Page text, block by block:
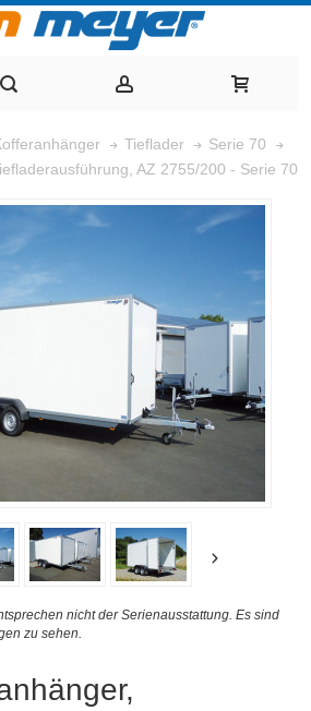
Tieflader
Serie 70
AZ 2755/200 - Serie 70
nicht der Serienausstattung. Es sind
zu sehen.